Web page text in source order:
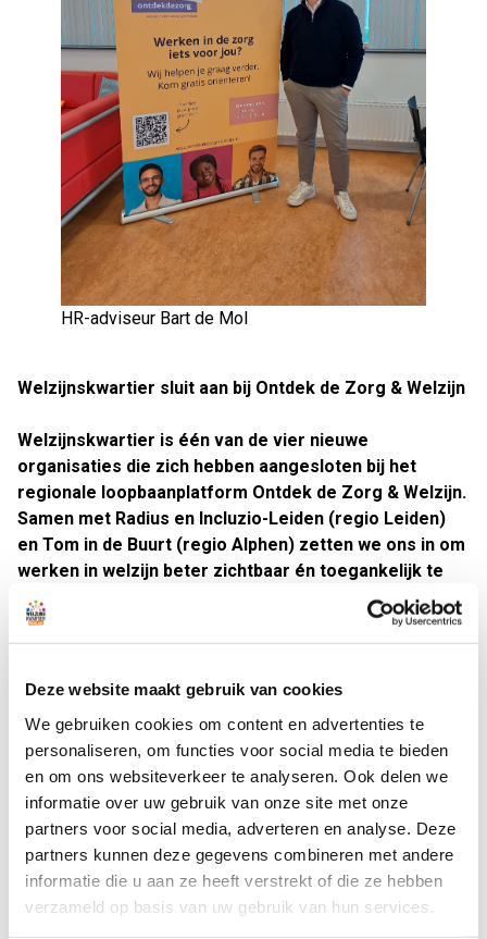
Deze website maakt gebruik van cookies
We gebruiken cookies om content en advertenties te
personaliseren, om functies voor social media te bieden
en om ons websiteverkeer te analyseren. Ook delen we
informatie over uw gebruik van onze site met onze
partners voor social media, adverteren en analyse. Deze
partners kunnen deze gegevens combineren met andere
informatie die u aan ze heeft verstrekt of die ze hebben
verzameld op basis van uw gebruik van hun services.
Welzijnskwartier sluit aan bij Ontdek de Zorg & Welzijn
Welzijnskwartier is één van de vier nieuwe
organisaties die zich hebben aangesloten bij het
regionale loopbaanplatform Ontdek de Zorg & Welzijn.
Samen met Radius en Incluzio-Leiden (regio Leiden)
en Tom in de Buurt (regio Alphen) zetten we ons in om
werken in welzijn beter zichtbaar én toegankelijk te
maken.
Waarom dit belangrijk is
welzijn. In een sector waar tekorten en uitstroom oplopen,
is het cruciaal dat er blijvend wordt gewerkt aan instroom
van nieuwe collega's. En dit is precies waar het platform
Ontdek de Zorg & Welzijn als onderdeel van de
werkgeversverenigingZWconnect zich voor inzet.
Zeker voor zij-instromers interessant
Bij Ontdek de Zorg & Welzijn kunnen geïnteresseerden zich
vrijblijvend en kosteloos oriënteren op een loopbaan in de
HR-adviseur Bart de Mol